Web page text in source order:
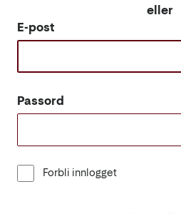
eller
E-post
Passord
Forbli innlogget